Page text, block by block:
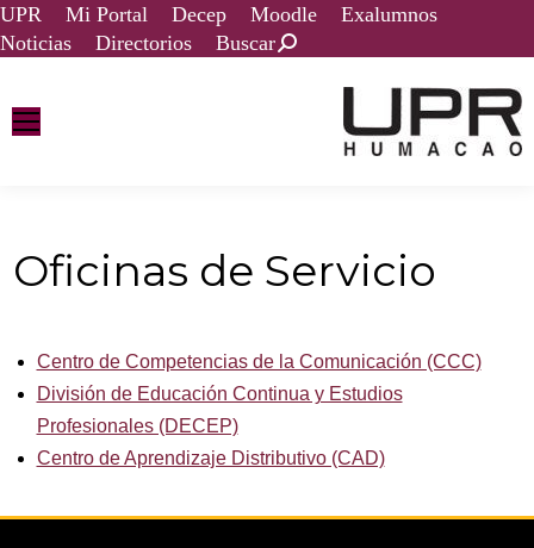
UPR Mi Portal Decep Moodle
Exalumnos
Noticias
Directorios Buscar
Oficinas de Servicio
Centro de Competencias de la Comunicación (CCC)
División de Educación Continua y Estudios
Profesionales (DECEP)
Centro de Aprendizaje Distributivo (CAD)